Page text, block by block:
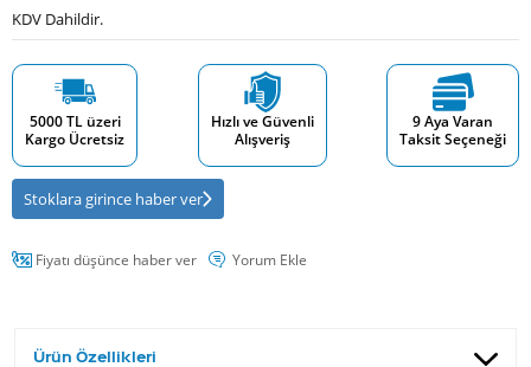
KDV Dahildir.
5000 TL üzeri
Kargo Ücretsiz
Hızlı ve Güvenli
Alışveriş
9 Aya Varan
Taksit Seçeneği
Stoklara girince haber ver
Fiyatı düşünce haber ver Yorum Ekle
Ürün Özellikleri